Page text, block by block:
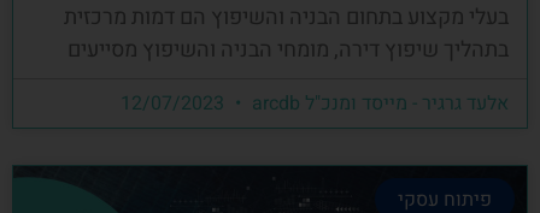
בעלי מקצוע בתחום הבניה והשיפוץ הם דמות מרכזית
בתהליך שיפוץ דירה, מומחי הבניה והשיפוץ מסייעים
אלעד גרגיר - מייסד ומנכ"ל arcdb
פיתוח עסקי